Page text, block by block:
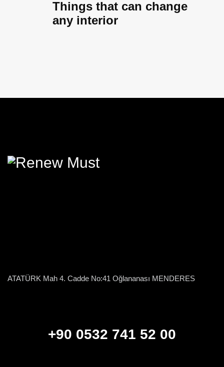
Things that can change
any interior
ATATÜRK Mah 4. Cadde No:41 Oğlananası MENDERES
+90 0532 741 52 00